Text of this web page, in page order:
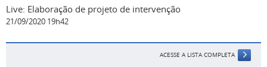
Live: Elaboração de projeto de intervenção
21/09/2020 19h42
ACESSE A LISTA COMPLETA